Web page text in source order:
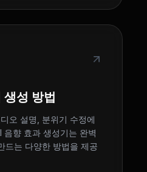
생성 방법
오 설명, 분위기 수정에
음향 효과 생성기는 완벽
드는 다양한 방법을 제공